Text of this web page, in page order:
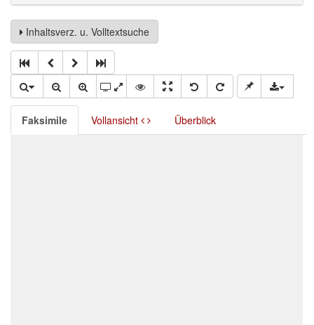
Inhaltsverz. u. Volltextsuche
Faksimile Vollansicht Überblick